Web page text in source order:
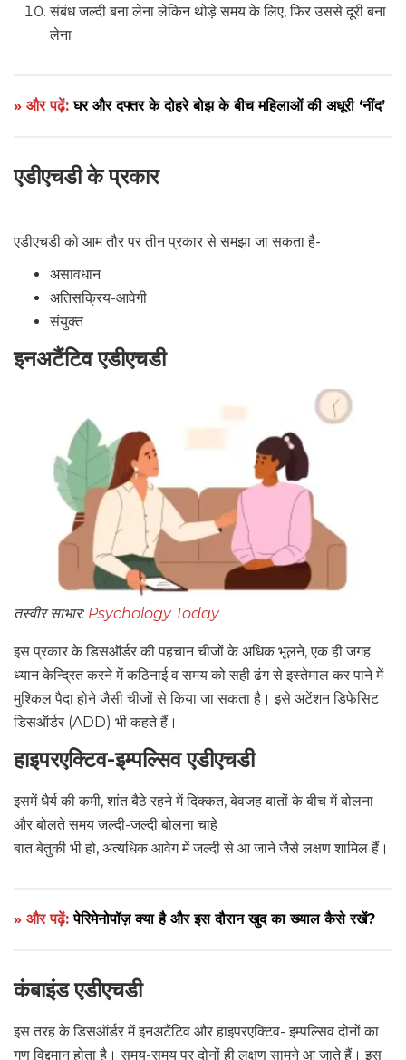
संबंध जल्दी बना लेना लेकिन थोड़े समय के लिए, फिर उससे दूरी बना
लेना
» और पढ़ें:घर और दफ्तर के दोहरे बोझ के बीच महिलाओं की अधूरी ‘नींद’
एडीएचडी के प्रकार
एडीएचडी को आम तौर पर तीन प्रकार से समझा जा सकता है-
असावधान
अतिसक्रिय-आवेगी
संयुक्त
इनअटैंटिव एडीएचडी
तस्वीर साभार: Psychology Today
इस प्रकार के डिसऑर्डर की पहचान चीजों के अधिक भूलने, एक ही जगह
ध्यान केन्द्रित करने में कठिनाई व समय को सही ढंग से इस्तेमाल कर पाने में
मुश्किल पैदा होने जैसी चीजों से किया जा सकता है। इसे अटेंशन डिफेसिट
डिसऑर्डर (ADD) भी कहते हैं।
हाइपरएक्टिव-इम्पल्सिव एडीएचडी
इसमें धैर्य की कमी, शांत बैठे रहने में दिक्कत, बेवजह बातों के बीच में बोलना
और बोलते समय जल्दी-जल्दी बोलना चाहे
बात बेतुकी भी हो, अत्यधिक आवेग में जल्दी से आ जाने जैसे लक्षण शामिल हैं।
» और पढ़ें:पेरिमेनोपॉज़ क्या है और इस दौरान खुद का ख्याल कैसे रखें?
कंबाइंड एडीएचडी
इस तरह के डिसऑर्डर में इनअटैंटिव और हाइपरएक्टिव- इम्पल्सिव दोनों का
गुण विद्दमान होता है। समय-समय पर दोनों ही लक्षण सामने आ जाते हैं। इस